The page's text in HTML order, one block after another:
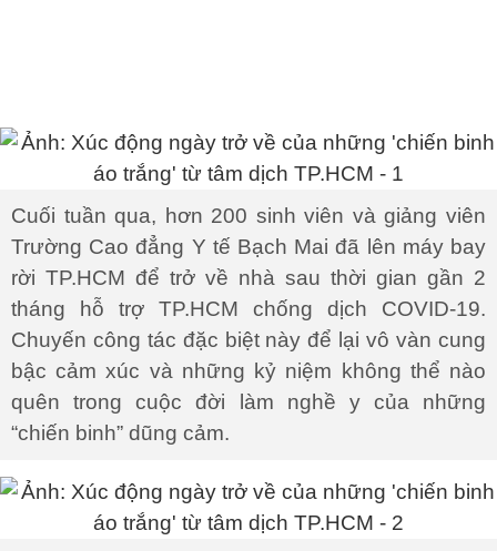
Cuối tuần qua, hơn 200 sinh viên và giảng viên
Trường Cao đẳng Y tế Bạch Mai đã lên máy bay
rời TP.HCM để trở về nhà sau thời gian gần 2
tháng hỗ trợ TP.HCM chống dịch COVID-19.
Chuyến công tác đặc biệt này để lại vô vàn cung
bậc cảm xúc và những kỷ niệm không thể nào
quên trong cuộc đời làm nghề y của những
“chiến binh” dũng cảm.